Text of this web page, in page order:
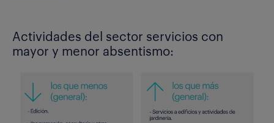
Actividades del sector servicios con
mayor y menor absentismo: